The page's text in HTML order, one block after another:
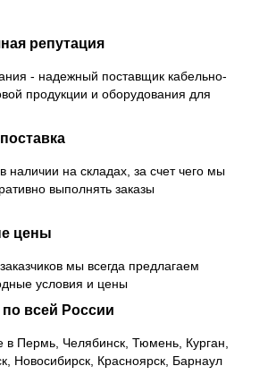
репутация
- надежный поставщик кабельно-
продукции и оборудования для
наличии на складах, за счет чего мы
выполнять заказы
цены
мы всегда предлагаем
условия и цены
по всей России
в Пермь, Челябинск, Тюмень, Курган,
Новосибирск, Красноярск, Барнаул